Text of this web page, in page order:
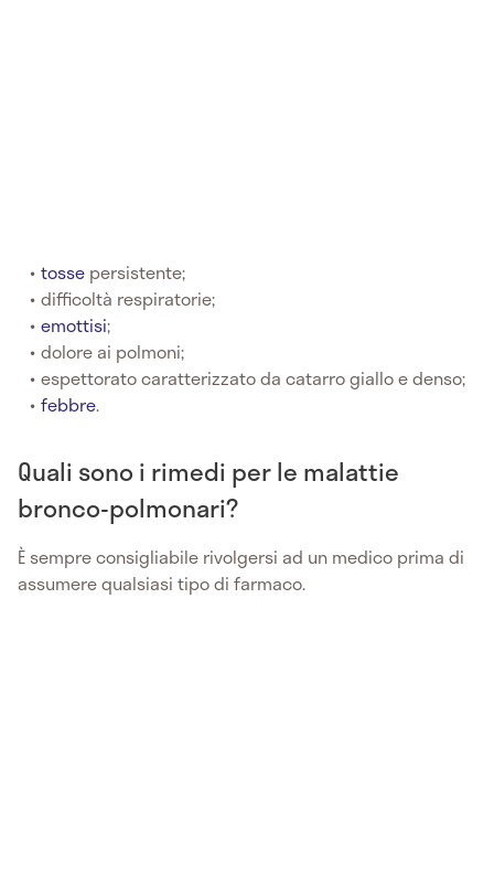
tosse persistente;
difficoltà respiratorie;
emottisi;
dolore ai polmoni;
espettorato caratterizzato da catarro giallo e denso;
febbre.
Quali sono i rimedi per le malattie
bronco-polmonari?
È sempre consigliabile rivolgersi ad un medico prima di
assumere qualsiasi tipo di farmaco.